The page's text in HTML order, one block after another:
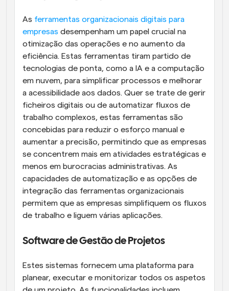
As ferramentas organizacionais digitais para
empresas desempenham um papel crucial na
otimização das operações e no aumento da
eficiência. Estas ferramentas tiram partido de
tecnologias de ponta, como a IA e a computação
em nuvem, para simplificar processos e melhorar
a acessibilidade aos dados. Quer se trate de gerir
ficheiros digitais ou de automatizar fluxos de
trabalho complexos, estas ferramentas são
concebidas para reduzir o esforço manual e
aumentar a precisão, permitindo que as empresas
se concentrem mais em atividades estratégicas e
menos em burocracias administrativas. As
capacidades de automatização e as opções de
integração das ferramentas organizacionais
permitem que as empresas simplifiquem os fluxos
de trabalho e liguem várias aplicações.
Software de Gestão de Projetos
Estes sistemas fornecem uma plataforma para
planear, executar e monitorizar todos os aspetos